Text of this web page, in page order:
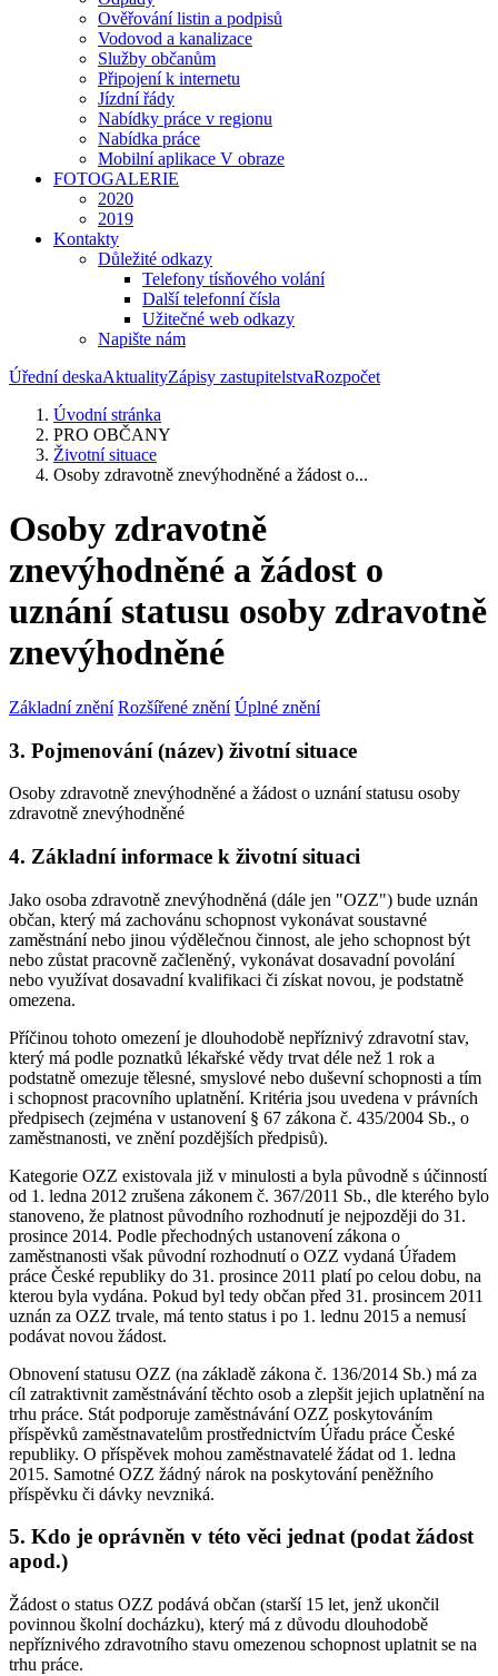
Ověřování listin a podpisů
Vodovod a kanalizace
Služby občanům
Připojení k internetu
Jízdní řády
Nabídky práce v regionu
Nabídka práce
Mobilní aplikace V obraze
FOTOGALERIE
2020
2019
Kontakty
Důležité odkazy
Telefony tísňového volání
Další telefonní čísla
Užitečné web odkazy
Napište nám
Úřední deskaAktualityZápisy zastupitelstvaRozpočet
Úvodní stránka
PRO OBČANY
Životní situace
Osoby zdravotně znevýhodněné a žádost o...
Osoby zdravotně
znevýhodněné a žádost o
uznání statusu osoby zdravotně
znevýhodněné
Základní znění Rozšířené znění Úplné znění
3. Pojmenování (název) životní situace
Osoby zdravotně znevýhodněné a žádost o uznání statusu osoby
zdravotně znevýhodněné
4. Základní informace k životní situaci
Jako osoba zdravotně znevýhodněná (dále jen "OZZ") bude uznán
občan, který má zachovánu schopnost vykonávat soustavné
zaměstnání nebo jinou výdělečnou činnost, ale jeho schopnost být
nebo zůstat pracovně začleněný, vykonávat dosavadní povolání
nebo využívat dosavadní kvalifikaci či získat novou, je podstatně
omezena.
Příčinou tohoto omezení je dlouhodobě nepříznivý zdravotní stav,
který má podle poznatků lékařské vědy trvat déle než 1 rok a
podstatně omezuje tělesné, smyslové nebo duševní schopnosti a tím
i schopnost pracovního uplatnění. Kritéria jsou uvedena v právních
předpisech (zejména v ustanovení § 67 zákona č. 435/2004 Sb., o
zaměstnanosti, ve znění pozdějších předpisů).
Kategorie OZZ existovala již v minulosti a byla původně s účinností
od 1. ledna 2012 zrušena zákonem č. 367/2011 Sb., dle kterého bylo
stanoveno, že platnost původního rozhodnutí je nejpozději do 31.
prosince 2014. Podle přechodných ustanovení zákona o
zaměstnanosti však původní rozhodnutí o OZZ vydaná Úřadem
práce České republiky do 31. prosince 2011 platí po celou dobu, na
kterou byla vydána. Pokud byl tedy občan před 31. prosincem 2011
uznán za OZZ trvale, má tento status i po 1. lednu 2015 a nemusí
podávat novou žádost.
Obnovení statusu OZZ (na základě zákona č. 136/2014 Sb.) má za
cíl zatraktivnit zaměstnávání těchto osob a zlepšit jejich uplatnění na
trhu práce. Stát podporuje zaměstnávání OZZ poskytováním
příspěvků zaměstnavatelům prostřednictvím Úřadu práce České
republiky. O příspěvek mohou zaměstnavatelé žádat od 1. ledna
2015. Samotné OZZ žádný nárok na poskytování peněžního
příspěvku či dávky nevzniká.
5. Kdo je oprávněn v této věci jednat (podat žádost
apod.)
Žádost o status OZZ podává občan (starší 15 let, jenž ukončil
povinnou školní docházku), který má z důvodu dlouhodobě
nepříznivého zdravotního stavu omezenou schopnost uplatnit se na
trhu práce.